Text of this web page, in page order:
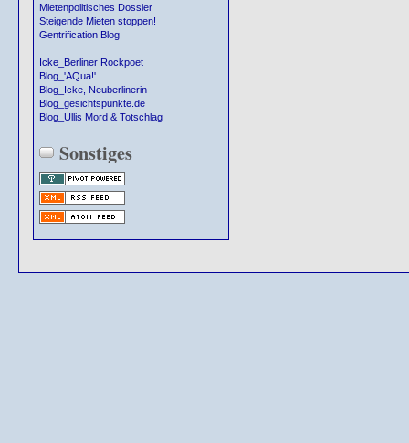
Mietenpolitisches Dossier
Steigende Mieten stoppen!
Gentrification Blog
Icke_Berliner Rockpoet
Blog_'AQua!'
Blog_Icke, Neuberlinerin
Blog_gesichtspunkte.de
Blog_Ullis Mord & Totschlag
Sonstiges